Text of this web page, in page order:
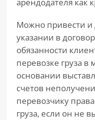
Можно привести и
указании в
обязанности
перевозке груза в
основании
счетов
перевозчику
груза, если он не